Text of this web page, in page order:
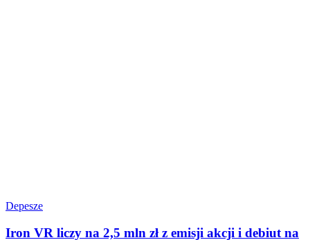
Depesze
Iron VR liczy na 2,5 mln zł z emisji akcji i debiut na